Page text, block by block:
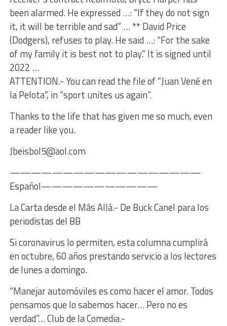
been alarmed. He expressed …: “If they do not sign
it, it will be terrible and sad” … ** David Price
(Dodgers), refuses to play. He said …: “For the sake
of my family it is best not to play.” It is signed until
2022 …
ATTENTION.- You can read the file of “Juan Vené en
la Pelota”, in “sport unites us again”.
Thanks to the life that has given me so much, even
a reader like you.
Jbeisbol5@aol.com
——————————————————
Español———————————
La Carta desde el Más Allá.- De Buck Canel para los
periodistas del BB
Si coronavirus lo permiten, esta columna cumplirá
en octubre, 60 años prestando servicio a los lectores
de lunes a domingo.
“Manejar automóviles es como hacer el amor. Todos
pensamos que lo sabemos hacer… Pero no es
verdad”… Club de la Comedia.-